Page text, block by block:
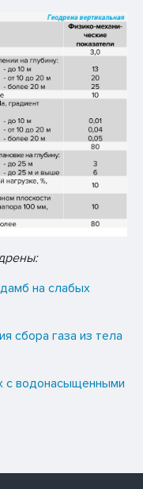
на слабых
сбора газа из тела
с водонасыщенными